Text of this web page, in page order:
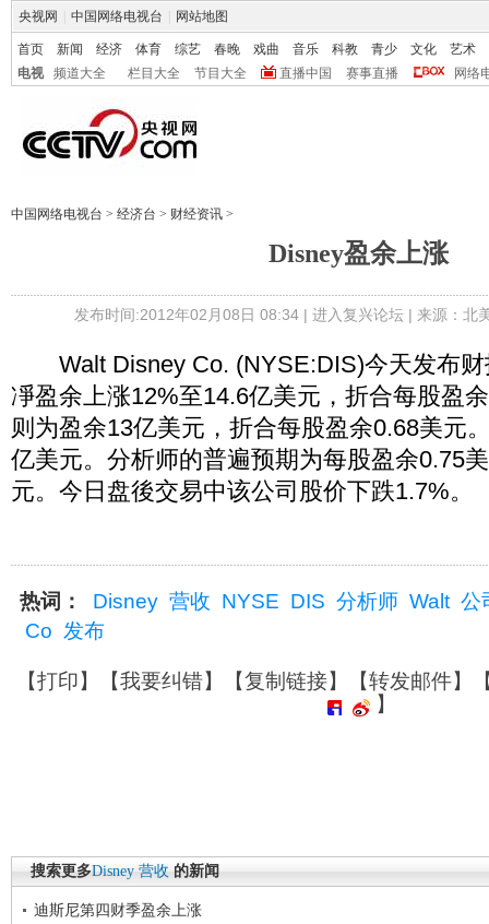
央视网 中国网络电视台 网站地图
首页 新闻 经济 体育 综艺 春晚 戏曲 音乐 科教 青少 文化
艺术
电视
频道大全 栏目大全 节目大全 直播中国 赛事直播 网络
中国网络电视台 > 经济台 > 财经资讯 >
Disney盈余上涨
发布时间:2012年02月08日 08:34 | 进入复兴论坛| 来源：北
Walt Disney Co. (NYSE:DIS)今天发布财
凈盈余上涨12%至14.6亿美元，折合每股盈
则为盈余13亿美元，折合每股盈余0.68美元
亿美元。分析师的普遍预期为每股盈余0.75
元。今日盘後交易中该公司股价下跌1.7%。
热词： Disney 营收 NYSE DIS 分析师 Walt 公
Co 发布
【打印】【我要纠错】【复制链接】【转发邮件】
】
搜索更多Disney 营收 的新闻
迪斯尼第四财季盈余上涨